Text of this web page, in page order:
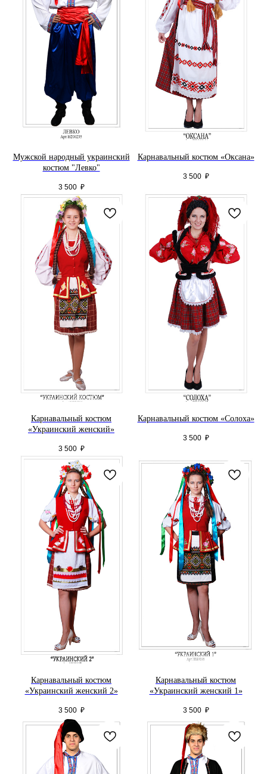
Мужской народный украинский
костюм "Левко"
3 500 ₽
Карнавальный костюм «Оксана»
3 500 ₽
Карнавальный костюм
«Украинский женский»
3 500 ₽
Карнавальный костюм «Солоха»
3 500 ₽
Карнавальный костюм
«Украинский женский 2»
3 500 ₽
Карнавальный костюм
«Украинский женский 1»
3 500 ₽